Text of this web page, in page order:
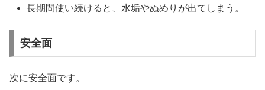
長期間使い続けると、水垢やぬめりが出てしまう。
安全面
次に安全面です。